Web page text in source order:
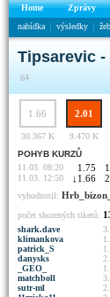
Home Zprávy
nabídka
výsledky
Tipsarevic -
64
1.66 2.01
30.367 K
9.470 K
POHYB KURZŮ
11.03. 08:20
1.75
11.03. 12:50 ↓ 1.66
vyhodnotil:
počet shozených tiketů:
shark.dave
klimankova
patrick_S
danysks
_GEO_
matchboll
sutr-ml